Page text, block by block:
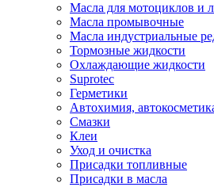
Масла для мотоциклов и
Масла промывочные
Масла индустриальные
Тормозные жидкости
Охлаждающие жидкости
Suprotec
Герметики
Автохимия,
Смазки
Клеи
Уход и очистка
Присадки топливные
Присадки в масла